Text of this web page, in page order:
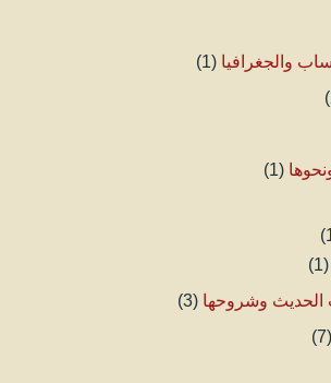
والجغرافيا (1)
(1)
(1)
وشروحها (3)
(7)